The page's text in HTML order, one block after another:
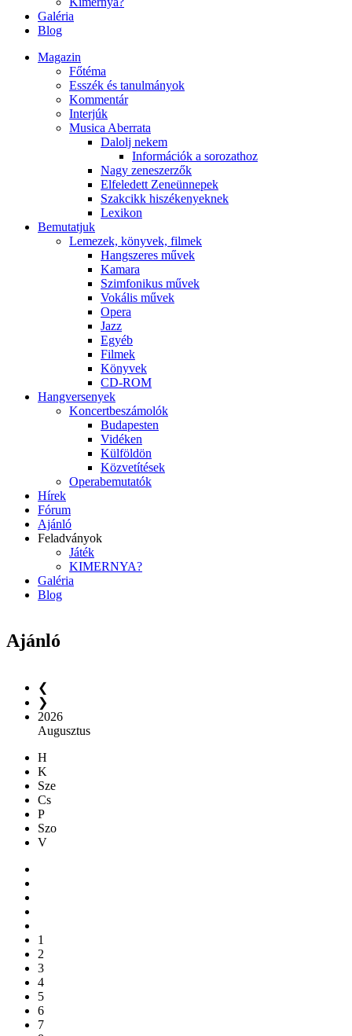
Galéria
Blog
Magazin
Főtéma
Esszék és tanulmányok
Kommentár
Interjúk
Musica Aberrata
Dalolj nekem
Információk a sorozathoz
Nagy zeneszerzők
Elfeledett Zeneünnepek
Szakcikk hiszékenyeknek
Lexikon
Bemutatjuk
Lemezek, könyvek, filmek
Hangszeres művek
Kamara
Szimfonikus művek
Vokális művek
Opera
Jazz
Egyéb
Filmek
Könyvek
CD-ROM
Hangversenyek
Koncertbeszámolók
Budapesten
Vidéken
Külföldön
Közvetítések
Operabemutatók
Hírek
Fórum
Ajánló
Feladványok
Játék
KIMERNYA?
Galéria
Blog
Ajánló
❮
❯
2026
Augusztus
H
K
Sze
Cs
P
Szo
V
1
2
3
4
5
6
7